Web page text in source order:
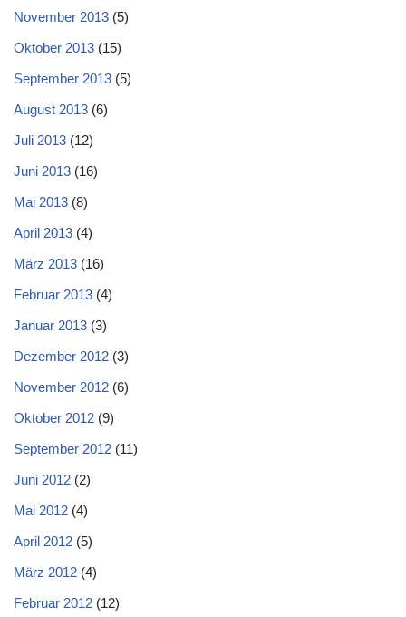
November 2013 (5)
Oktober 2013 (15)
September 2013 (5)
August 2013 (6)
Juli 2013 (12)
Juni 2013 (16)
Mai 2013 (8)
April 2013 (4)
März 2013 (16)
Februar 2013 (4)
Januar 2013 (3)
Dezember 2012 (3)
November 2012 (6)
Oktober 2012 (9)
September 2012 (11)
Juni 2012 (2)
Mai 2012 (4)
April 2012 (5)
März 2012 (4)
Februar 2012 (12)